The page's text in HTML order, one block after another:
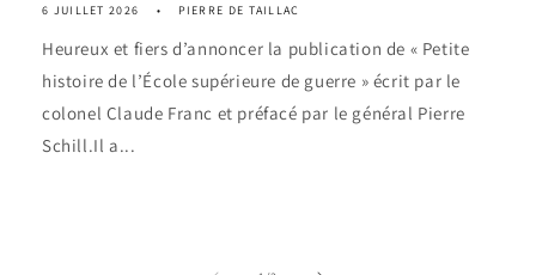
6 JUILLET 2026 PIERRE DE TAILLAC
Heureux et fiers d’annoncer la publication de « Petite
histoire de l’École supérieure de guerre » écrit par le
colonel Claude Franc et préfacé par le général Pierre
Schill.Il a...